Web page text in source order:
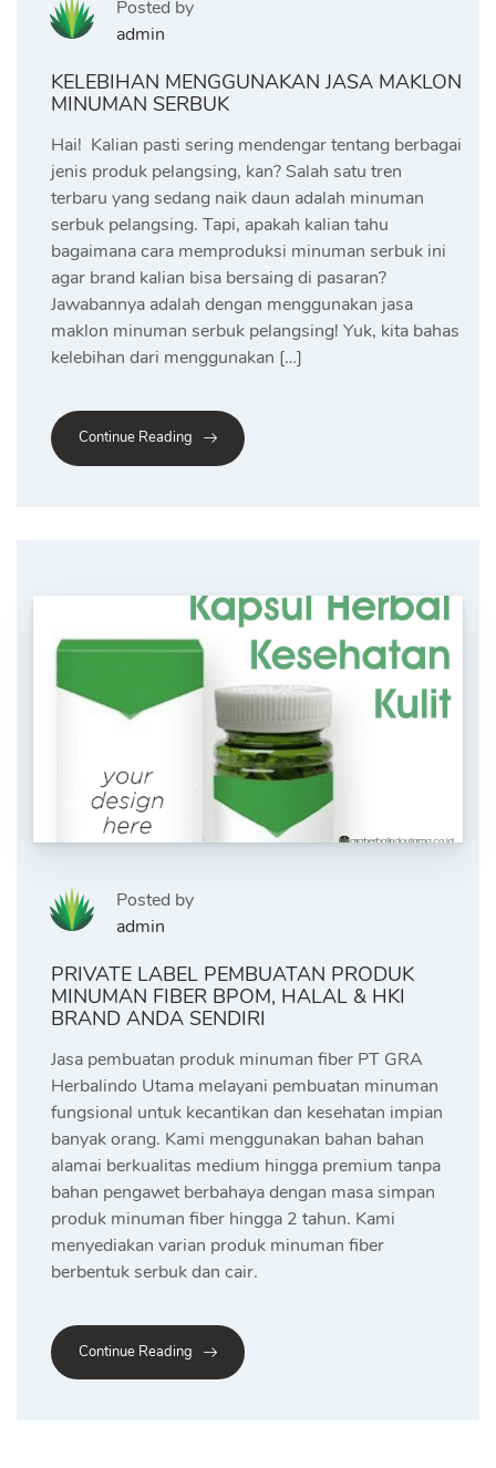
Posted by
admin
KELEBIHAN MENGGUNAKAN JASA MAKLON
MINUMAN SERBUK
Hai! Kalian pasti sering mendengar tentang berbagai
jenis produk pelangsing, kan? Salah satu tren
terbaru yang sedang naik daun adalah minuman
serbuk pelangsing. Tapi, apakah kalian tahu
bagaimana cara memproduksi minuman serbuk ini
agar brand kalian bisa bersaing di pasaran?
Jawabannya adalah dengan menggunakan jasa
maklon minuman serbuk pelangsing! Yuk, kita bahas
kelebihan dari menggunakan […]
Continue Reading
Posted by
admin
PRIVATE LABEL PEMBUATAN PRODUK
MINUMAN FIBER BPOM, HALAL & HKI
BRAND ANDA SENDIRI
Jasa pembuatan produk minuman fiber PT GRA
Herbalindo Utama melayani pembuatan minuman
fungsional untuk kecantikan dan kesehatan impian
banyak orang. Kami menggunakan bahan bahan
alamai berkualitas medium hingga premium tanpa
bahan pengawet berbahaya dengan masa simpan
produk minuman fiber hingga 2 tahun. Kami
menyediakan varian produk minuman fiber
berbentuk serbuk dan cair.
Continue Reading